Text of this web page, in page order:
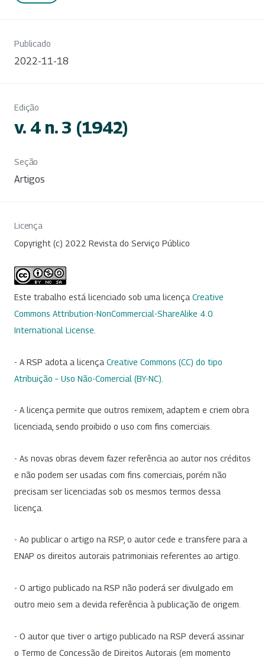
Publicado
2022-11-18
Edição
v. 4 n. 3 (1942)
Seção
Artigos
Licença
Copyright (c) 2022 Revista do Serviço Público
Este trabalho está licenciado sob uma licença Creative
Commons Attribution-NonCommercial-ShareAlike 4.0
International License
- A RSP adota a licença Creative Commons (CC) do tipo
Atribuição – Uso Não-Comercial (BY-NC)
- A licença permite que outros remixem, adaptem e criem obra
licenciada, sendo proibido o uso com fins comerciais.
- As novas obras devem fazer referência ao autor nos créditos
e não podem ser usadas com fins comerciais, porém não
precisam ser licenciadas sob os mesmos termos dessa
licença.
- Ao publicar o artigo na RSP, o autor cede e transfere para a
ENAP os direitos autorais patrimoniais referentes ao artigo.
- O artigo publicado na RSP não poderá ser divulgado em
outro meio sem a devida referência à publicação de origem.
- O autor que tiver o artigo publicado na RSP deverá assinar
o Termo de Concessão de Direitos Autorais (em momento